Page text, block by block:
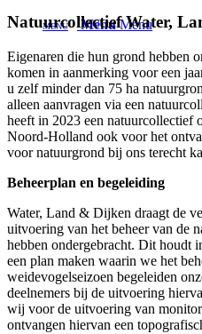
Menu Menu
Natuurcollectief Water,
Eigenaren die hun grond hebben
komen in aanmerking voor een
u zelf minder dan 75 ha
alleen aanvragen via een
heeft in 2023 een natuurcollectief
Noord-Holland ook voor het
voor natuurgrond bij ons terecht
Beheerplan en begeleiding
Water, Land & Dijken draagt de
uitvoering van het beheer van de
hebben ondergebracht. Dit houdt
een plan maken waarin we het
weidevogelseizoen begeleiden
deelnemers bij de uitvoering
wij voor de uitvoering van
ontvangen hiervan een